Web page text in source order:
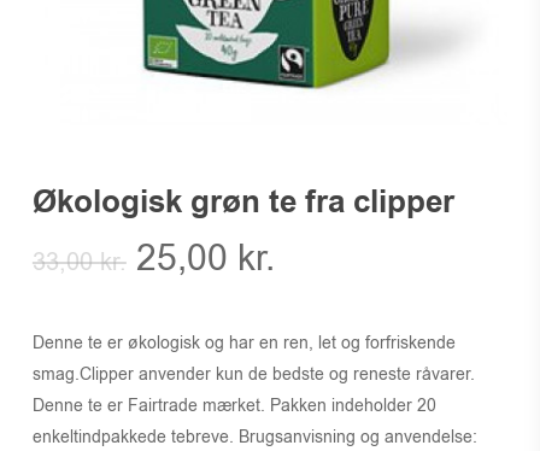
Økologisk grøn te fra clipper
33,00kr. Den
pris
var:
33,00 kr..
25,00 kr.
pris
er:
25,00 kr..
Denne te er økologisk og har en ren, let og forfriskende
smag.Clipper anvender kun de bedste og reneste råvarer.
Denne te er Fairtrade mærket. Pakken indeholder 20
enkeltindpakkede tebreve. Brugsanvisning og anvendelse: